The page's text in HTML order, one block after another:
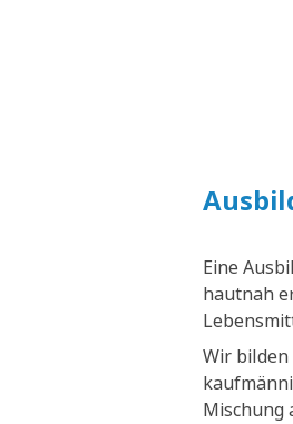
Eine
hautnah
Wir bilden
Mischung